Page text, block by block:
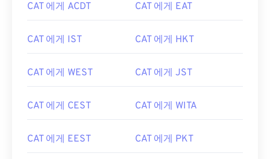
CAT 에게 ACDT CAT 에게 EAT
CAT 에게 IST CAT 에게 HKT
CAT 에게 WEST CAT 에게 JST
CAT 에게 CEST CAT 에게 WITA
CAT 에게 EEST CAT 에게 PKT